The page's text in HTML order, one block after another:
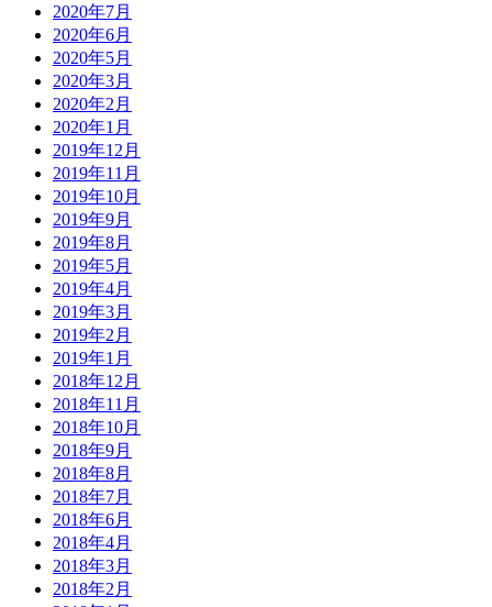
2020年7月
2020年6月
2020年5月
2020年3月
2020年2月
2020年1月
2019年12月
2019年11月
2019年10月
2019年9月
2019年8月
2019年5月
2019年4月
2019年3月
2019年2月
2019年1月
2018年12月
2018年11月
2018年10月
2018年9月
2018年8月
2018年7月
2018年6月
2018年4月
2018年3月
2018年2月